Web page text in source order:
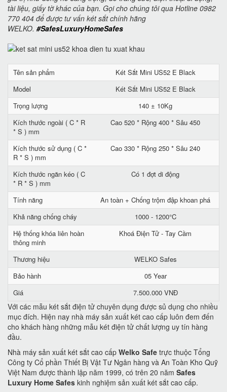
tài liệu, giấy tờ khác của bạn. Gọi cho chúng tôi qua Hotline 0982
770 404 để được tư vấn két sắt chính hãng
WELKO. #SafesLuxuryHomeSafes
Tên sản phẩm
Két Sắt Mini US52 E Black
Model
Két Sắt Mini US52 E Black
Trọng lượng
140 ± 10Kg
Kích thước ngoài ( C * R
* S ) mm
Cao 520 * Rộng 400 * Sâu 450
Kích thước sử dụng ( C *
R * S ) mm
Cao 330 * Rộng 250 * Sâu 240
Kích thước ngăn kéo ( C
* R * S ) mm
Có 1 đợt di động
Tính năng
An toàn + Chống trộm đập khoan phá
Khả năng chống cháy
1000 - 1200°C
Hệ thống khóa liên hoàn
thông minh
Khoá Điện Tử - Tay Cầm
Thương hiệu
WELKO Safes
Bảo hành
05 Year
Giá
7.500.000 VNĐ
Với các mẫu két sắt điện tử chuyên dụng được sủ dụng cho nhiều
mục đích. Hiện nay nhà máy sản xuất két cao cấp luôn đem đến
cho khách hàng những mẫu két điện tử chất lượng uy tín hàng
đầu.
Nhà máy sản xuất két sắt cao cấp Welko Safe trực thuộc Tổng
Công ty Cổ phần Thiết Bị Vật Tư Ngân hàng và An Toàn Kho Quỹ
Việt Nam được thành lập năm 1999, có trên 20 năm Safes
Luxury Home Safes kinh nghiệm sản xuất két sắt cao cấp.